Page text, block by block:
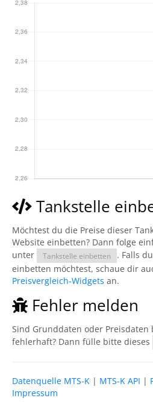
Tankstelle
Möchtest du die Preise dieser
Website einbetten? Dann folge
unter
Tankstelle einbetten
. Falls
einbetten möchtest, schaue dir
Preisvergleich-Widgets an.
Fehler melden
Sind Grunddaten oder Preisdaten
fehlerhaft? Dann fülle bitte dieses
Datenquelle MTS-K | MTS-K API |
Impressum